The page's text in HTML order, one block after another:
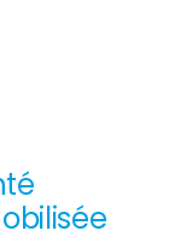
avec
l’ordinateur